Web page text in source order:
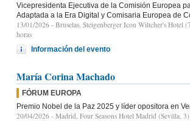
Vicepresidenta Ejecutiva de la Comisión Europea
Adaptada a la Era Digital y Comisaria Europea de
13/01/2026 - Bruselas, Steigenberger Icon Wiltcher's Hotel
horas
Información del evento
María Corina Machado
FÓRUM EUROPA
Premio Nobel de la Paz 2025 y líder opositora en
20/04/2026 - Madrid, Four Seasons Hotel Madrid (Sevilla,